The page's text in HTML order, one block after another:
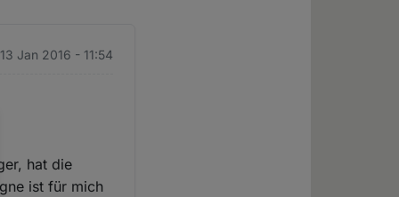
Jan 2016 - 11:54
hat die
ist für mich